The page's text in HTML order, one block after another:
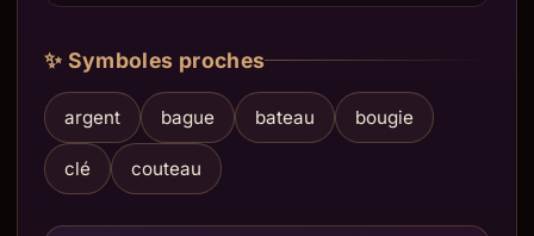
✨ Symboles proches
argent bague bateau bougie
clé couteau